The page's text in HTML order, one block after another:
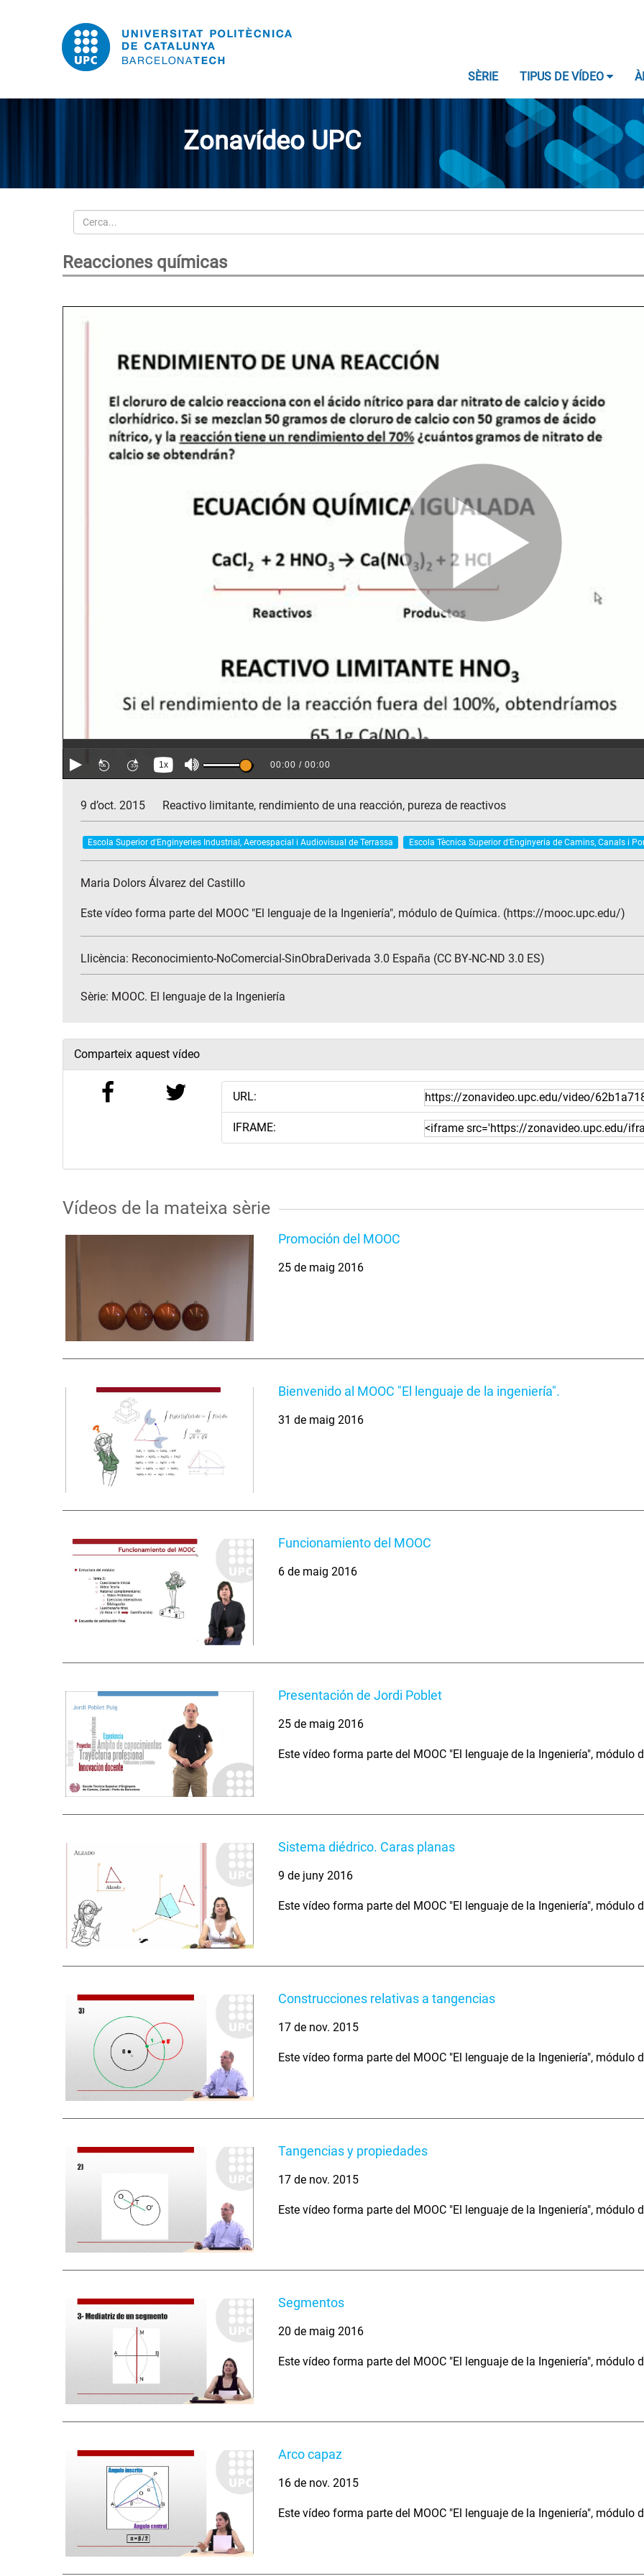
SÈRIE TIPUS DE VÍDEO
Zonavídeo UPC
Cerca
Reacciones químicas
9 d’oct. 2015 Reactivo limitante, rendimiento de una reacción, pureza de reactivos
Escola Superior d'Enginyeries Industrial, Aeroespacial i Audiovisual de Terrassa Escola Tècnica Superior d'Enginyeria de Camins, Canals i
Maria Dolors Álvarez del Castillo
Este vídeo forma parte del MOOC "El lenguaje de la Ingeniería", módulo de Química. (https://mooc.upc.edu/)
Llicència: Reconocimiento-NoComercial-SinObraDerivada 3.0 España (CC BY-NC-ND 3.0 ES)
Sèrie: MOOC. El lenguaje de la Ingeniería
Comparteix aquest vídeo
URL:
IFRAME:
Vídeos de la mateixa sèrie
Promoción del MOOC
25 de maig 2016
Bienvenido al MOOC "El lenguaje de la ingeniería".
31 de maig 2016
Funcionamiento del MOOC
6 de maig 2016
Presentación de Jordi Poblet
25 de maig 2016
Este vídeo forma parte del MOOC "El lenguaje de la Ingeniería",
Sistema diédrico. Caras planas
9 de juny 2016
Este vídeo forma parte del MOOC "El lenguaje de la Ingeniería",
Construcciones relativas a tangencias
17 de nov. 2015
Este vídeo forma parte del MOOC "El lenguaje de la Ingeniería",
Tangencias y propiedades
17 de nov. 2015
Este vídeo forma parte del MOOC "El lenguaje de la Ingeniería",
Segmentos
20 de maig 2016
Este vídeo forma parte del MOOC "El lenguaje de la Ingeniería",
Arco capaz
16 de nov. 2015
Este vídeo forma parte del MOOC "El lenguaje de la Ingeniería",